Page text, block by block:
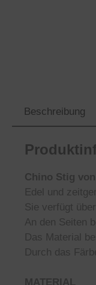
Beschreibung
Chino Stig
Edel und
Sie verfügt
An den Seiten
Das Material
Durch das
MATERIAL